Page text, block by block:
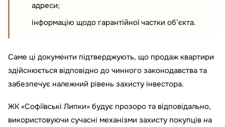
адреси;
інформацію щодо гарантійної частки об’єкта.
Саме ці документи підтверджують, що продаж квартири
здійснюється відповідно до чинного законодавства та
забезпечує належний рівень захисту інвестора.
ЖК «Софіївські Липки» будує прозоро та відповідально,
використовуючи сучасні механізми захисту покупців на